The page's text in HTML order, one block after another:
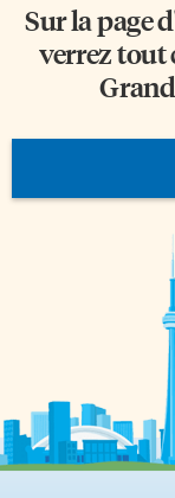
Sur la page
verrez tout